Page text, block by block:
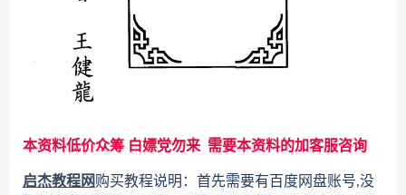
本资料低价众筹 白嫖党勿来 需要本资料的加客服咨询
启杰教程网购买教程说明：首先需要有百度网盘账号,没